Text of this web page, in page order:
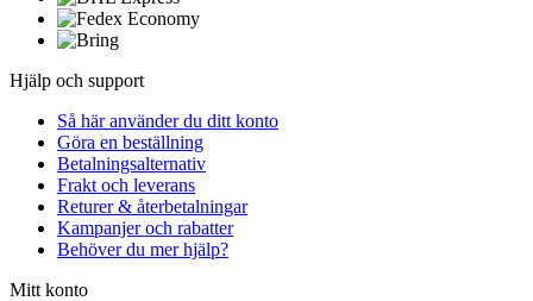
Hjälp och support
Så här använder du ditt konto
Göra en beställning
Betalningsalternativ
Frakt och leverans
Returer & återbetalningar
Kampanjer och rabatter
Behöver du mer hjälp?
Mitt konto